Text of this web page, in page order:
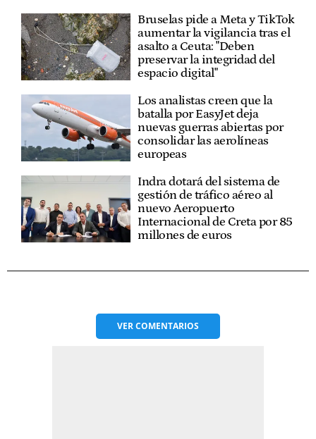
Bruselas pide a Meta y TikTok
aumentar la vigilancia tras el
asalto a Ceuta: "Deben
preservar la integridad del
espacio digital"
Los analistas creen que la
batalla por EasyJet deja
nuevas guerras abiertas por
consolidar las aerolíneas
europeas
Indra dotará del sistema de
gestión de tráfico aéreo al
nuevo Aeropuerto
Internacional de Creta por 85
millones de euros
VERCOMENTARIOS